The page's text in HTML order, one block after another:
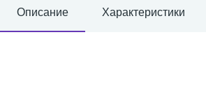
Описание Характеристики